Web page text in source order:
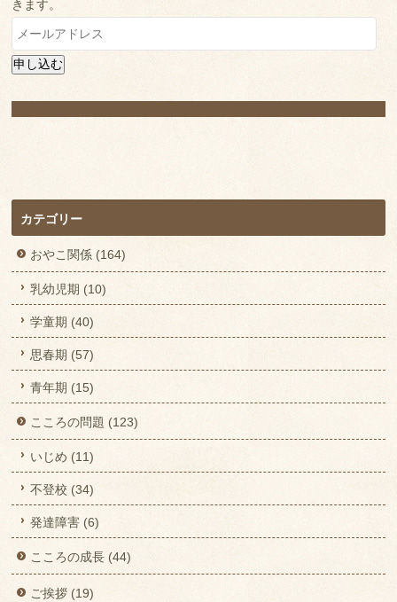
きます。
メ
ー
ル
ア
レ
ス
申し込む
カテゴリー
おやこ関係 (164)
乳幼児期 (10)
学童期 (40)
思春期 (57)
青年期 (15)
こころの問題 (123)
いじめ (11)
不登校 (34)
発達障害 (6)
こころの成長 (44)
ご挨拶 (19)